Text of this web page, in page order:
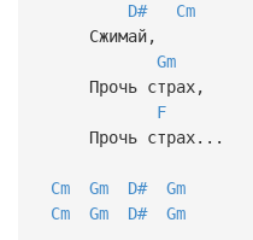
D#
Cm
Сжимай,
Gm
Прочь страх,
F
Прочь страх...
Cm Gm D#
Gm
Cm
Gm D# Gm